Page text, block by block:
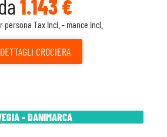
1.143 €
persona Tax Incl. - mance incl.
DETTAGLI CROCIERA
- DANIMARCA